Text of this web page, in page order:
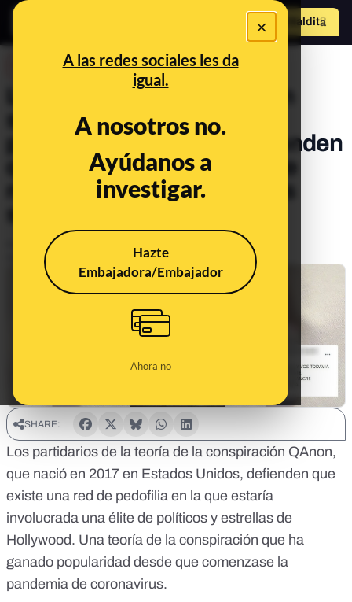
×
A las redes sociales les da
igual.
A nosotros no.
Ayúdanos a
investigar.
Hazte
Embajadora/Embajador
Ahora no
Hazte Maldito
La teoría de la conspiración
sobre el adrenocromo:
partidarios de QAnon defienden
que esta droga se extrae de
niños torturados en túneles
Publicado el
Actualizado el
Jun 23, 2022, 10:39:00 AM
SHARE:
Los partidarios de la teoría de la conspiración QAnon,
que nació en 2017 en Estados Unidos, defienden que
existe una red de pedofilia en la que estaría
involucrada una élite de políticos y estrellas de
Hollywood. Una teoría de la conspiración que ha
ganado popularidad desde que comenzase la
pandemia de coronavirus.